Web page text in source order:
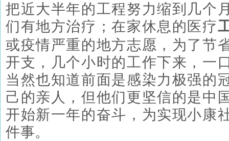
把近大半年的工程努力缩到几个
们有地方治疗；在家休息的医疗
或疫情严重的地方志愿，为了节
开支，几个小时的工作下来，一
当然也知道前面是感染力极强的
己的亲人，但他们更坚信的是中
开始新一年的奋斗，为实现小康
件事。